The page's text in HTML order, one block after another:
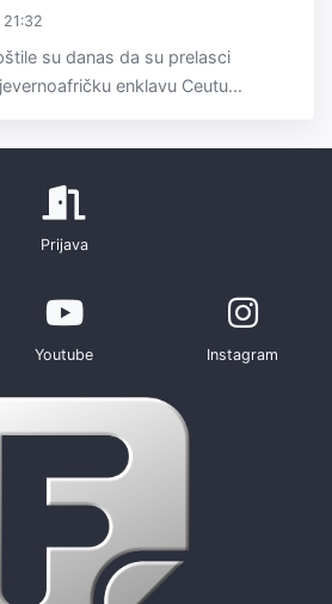
su danas da su prelasci
enklavu Ceutu...
Prijava
Youtube Instagram